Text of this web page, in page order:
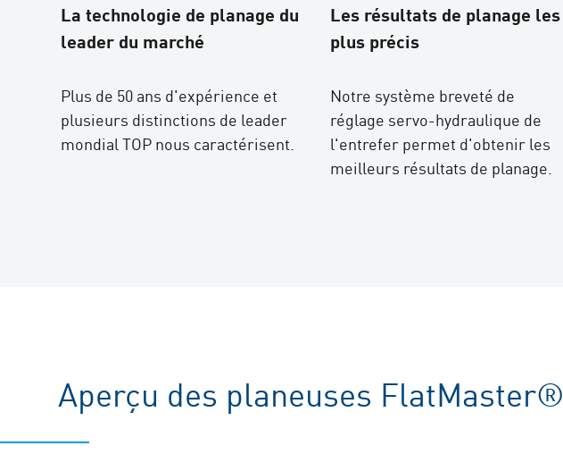
La technologie de planage du
leader du marché
Plus de 50 ans d'expérience et
plusieurs distinctions de leader
mondial TOP nous caractérisent.
Les résultats de planage les
plus précis
Notre système breveté de
réglage servo-hydraulique de
l'entrefer permet d'obtenir les
meilleurs résultats de planage.
Aperçu des planeuses FlatMaster®